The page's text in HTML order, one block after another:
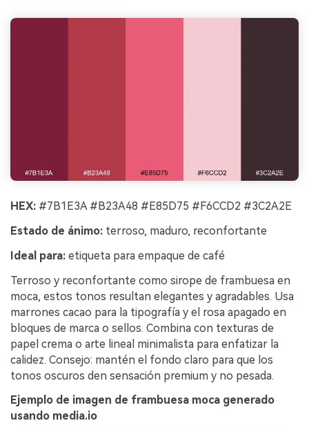
HEX: #7B1E3A #B23A48 #E85D75 #F6CCD2 #3C2A2E
Estado de ánimo: terroso, maduro, reconfortante
Ideal para: etiqueta para empaque de café
Terroso y reconfortante como sirope de frambuesa en
moca, estos tonos resultan elegantes y agradables. Usa
marrones cacao para la tipografía y el rosa apagado en
bloques de marca o sellos. Combina con texturas de
papel crema o arte lineal minimalista para enfatizar la
calidez. Consejo: mantén el fondo claro para que los
tonos oscuros den sensación premium y no pesada.
Ejemplo de imagen de frambuesa moca generado
usando media.io